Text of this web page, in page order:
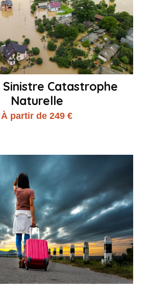
Catastrophe
Naturelle
À partir de 249 €